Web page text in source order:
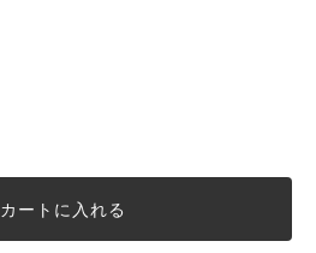
カートに入れる